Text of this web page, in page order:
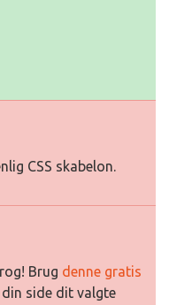
CSS skabelon.
Brug denne gratis
side dit valgte